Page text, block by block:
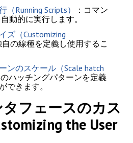
Running Scripts）
：コマン
動的に実行します。
ズ（Customizing
自の線種を定義し使用するこ
ンのスケール（Scale hatch
のハッチングパターンを定義
できます。
フェースのカス
the User